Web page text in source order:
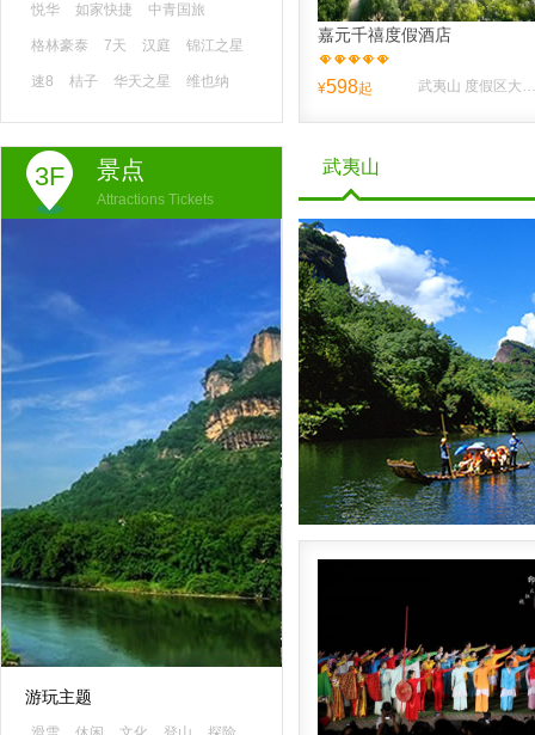
悦华 如家快捷 中青国旅
格林豪泰 7天 汉庭 锦江之星
速8 桔子 华天之星 维也纳
嘉元千禧度假酒店
¥598起 武夷山 度假区大王峰南路106号
3F 景点
Attractions Tickets
游玩主题
武夷山